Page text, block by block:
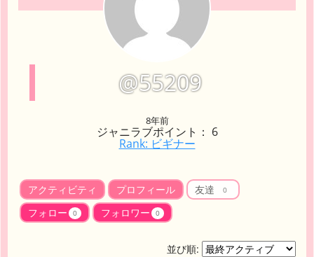
@55209
8年前
ジャニラブポイント： 6
Rank: ビギナー
アクティビティ プロフィール 友達 0
フォロー 0 フォロワー 0
並び順: